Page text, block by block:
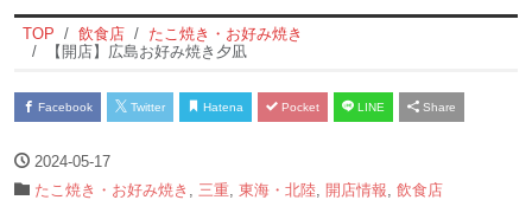
TOP 飲食店
たこ焼き・お好み焼き
【開店】広島お好み焼き夕凪
Facebook Twitter Hatena Pocket LINE Share
2024-05-17
たこ焼き・お好み焼き
三重 東海・北陸 開店情報 飲食店